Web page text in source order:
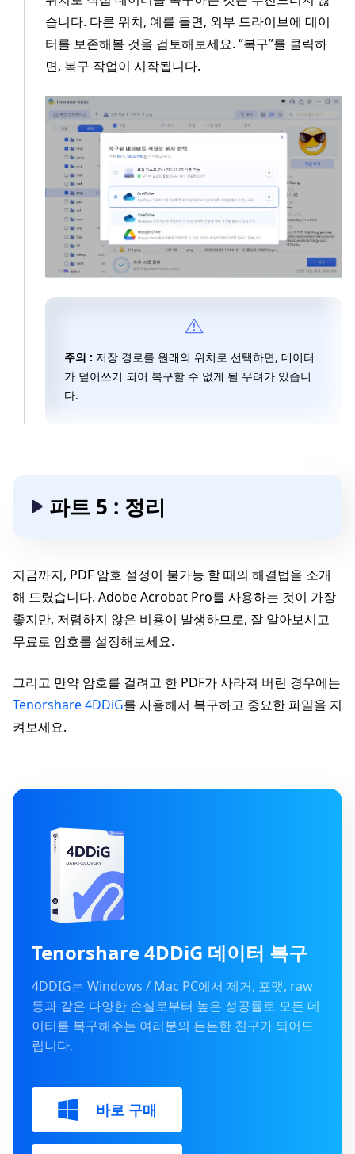
습니다. 다른 위치, 예를 들면, 외부 드라이브에 데이
터를 보존해볼 것을 검토해보세요. “복구”를 클릭하
면, 복구 작업이 시작됩니다.
주의 : 저장 경로를 원래의 위치로 선택하면, 데이터
가 덮어쓰기 되어 복구할 수 없게 될 우려가 있습니
다.
파트 5 : 정리
지금까지, PDF 암호 설정이 불가능 할 때의 해결법을 소개
해 드렸습니다. Adobe Acrobat Pro를 사용하는 것이 가장
좋지만, 저렴하지 않은 비용이 발생하므로, 잘 알아보시고
무료로 암호를 설정해보세요.
그리고 만약 암호를 걸려고 한 PDF가 사라져 버린 경우에는
Tenorshare 4DDiG를 사용해서 복구하고 중요한 파일을 지
켜보세요.
Tenorshare 4DDiG 데이터 복구
4DDIG는 Windows / Mac PC에서 제거, 포맷, raw
등과 같은 다양한 손실로부터 높은 성공률로 모든 데
이터를 복구해주는 여러분의 든든한 친구가 되어드
립니다.
바로 구매